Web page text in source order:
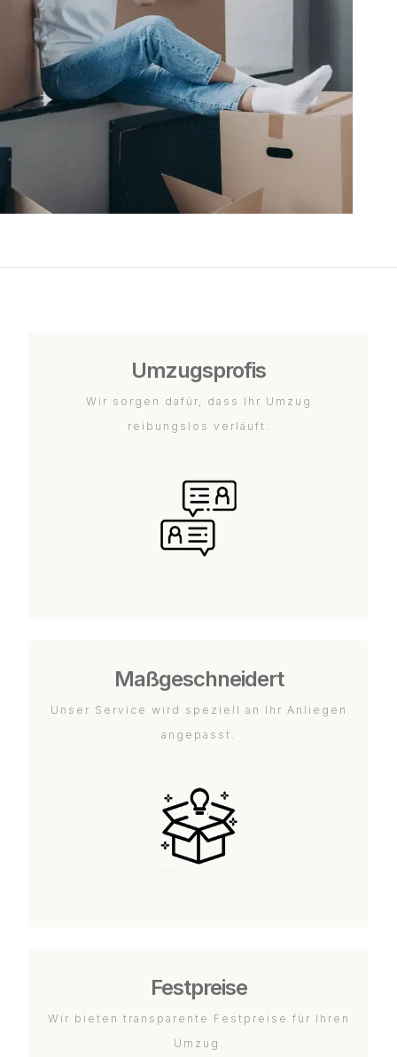
Umzugsprofis
Wir sorgen dafür, dass Ihr Umzug
reibungslos verläuft.
Maßgeschneidert
Unser Service wird speziell an Ihr Anliegen
angepasst.
Festpreise
Wir bieten transparente Festpreise für Ihren
Umzug.